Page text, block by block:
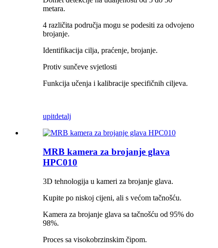
metara.
4 različita područja mogu se podesiti za odvojeno
brojanje.
Identifikacija cilja, praćenje, brojanje.
Protiv sunčeve svjetlosti
Funkcija učenja i kalibracije specifičnih ciljeva.
upitdetalj
MRB kamera za brojanje glava
HPC010
3D tehnologija u kameri za brojanje glava.
Kupite po niskoj cijeni, ali s većom tačnošću.
Kamera za brojanje glava sa tačnošću od 95% do
98%.
Proces sa visokobrzinskim čipom.